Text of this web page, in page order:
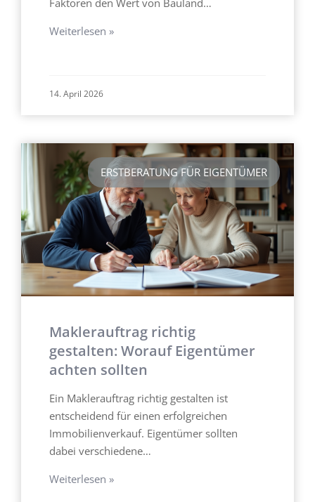
Faktoren den Wert von Bauland…
Weiterlesen »
14. April 2026
ERSTBERATUNG FÜR EIGENTÜMER
Maklerauftrag richtig
gestalten: Worauf Eigentümer
achten sollten
Ein Maklerauftrag richtig gestalten ist
entscheidend für einen erfolgreichen
Immobilienverkauf. Eigentümer sollten
dabei verschiedene…
Weiterlesen »